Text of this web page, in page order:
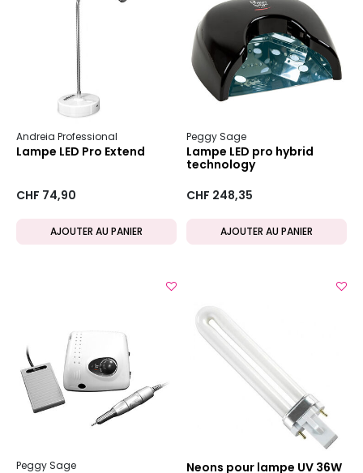
Andreia Professional
Lampe LED Pro Extend
CHF 74,90
AJOUTER AU PANIER
Peggy Sage
Lampe LED pro hybrid
technology
CHF 248,35
AJOUTER AU PANIER
Peggy Sage Neons pour lampe UV 36W